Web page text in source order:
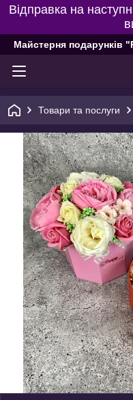
Відправка на
Майстерня подарунків
Товари та послуги